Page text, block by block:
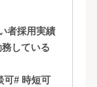
, 香川,
者採用実績
している
可# 時短可